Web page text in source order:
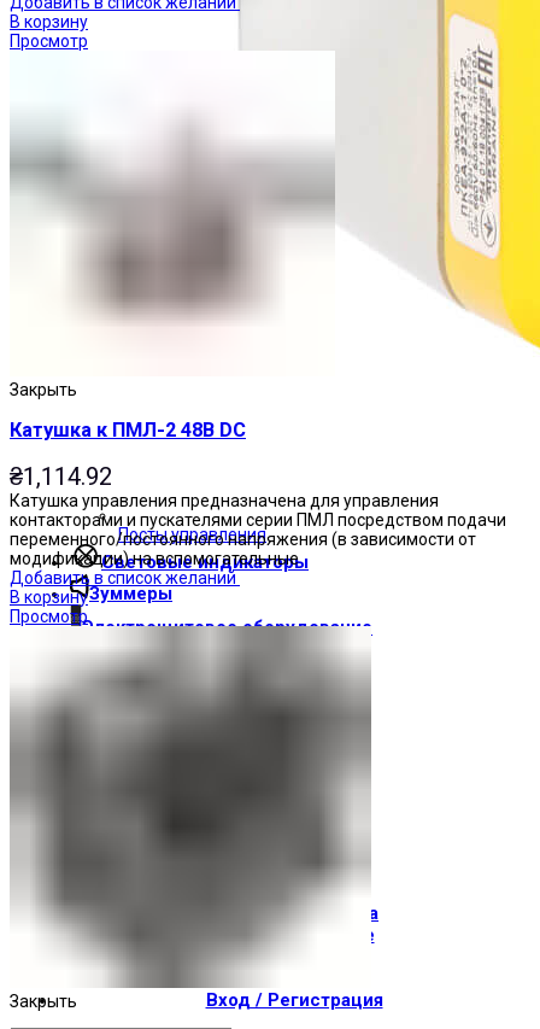
Посты управления
Световые индикаторы
Зуммеры
Электрощитовое оборудование
Трансформаторы
Контакты
О компании
Доставка и оплата
О торговой марке
Где купить
Вход / Регистрация
В корзину
Просмотр
Закрыть
Катушка к ПМЛ-2 48В DC
₴1,114.92
Катушка управления предназначена для управления
контакторами и пускателями серии ПМЛ посредством подачи
переменного/постоянного напряжения (в зависимости от
модификации) на вспомогательные
Добавить в список желаний
В корзину
Просмотр
Закрыть